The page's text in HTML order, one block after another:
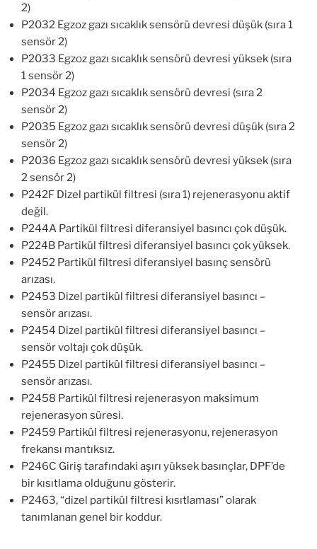
2)
P2032 Egzoz gazı sıcaklık sensörü devresi düşük (sıra 1
sensör 2)
P2033 Egzoz gazı sıcaklık sensörü devresi yüksek (sıra
1 sensör 2)
P2034 Egzoz gazı sıcaklık sensörü devresi (sıra 2
sensör 2)
P2035 Egzoz gazı sıcaklık sensörü devresi düşük (sıra 2
sensör 2)
P2036 Egzoz gazı sıcaklık sensörü devresi yüksek (sıra
2 sensör 2)
P242F Dizel partikül filtresi (sıra 1) rejenerasyonu aktif
değil.
P244A Partikül filtresi diferansiyel basıncı çok düşük.
P224B Partikül filtresi diferansiyel basıncı çok yüksek.
P2452 Partikül filtresi diferansiyel basınç sensörü
arızası.
P2453 Dizel partikül filtresi diferansiyel basıncı –
sensör arızası.
P2454 Dizel partikül filtresi diferansiyel basıncı –
sensör voltajı çok düşük.
P2455 Dizel partikül filtresi diferansiyel basıncı –
sensör arızası.
P2458 Partikül filtresi rejenerasyon maksimum
rejenerasyon süresi.
P2459 Partikül filtresi rejenerasyonu, rejenerasyon
frekansı mantıksız.
P246C Giriş tarafındaki aşırı yüksek basınçlar, DPF’de
bir kısıtlama olduğunu gösterir.
P2463, “dizel partikül filtresi kısıtlaması” olarak
tanımlanan genel bir koddur.